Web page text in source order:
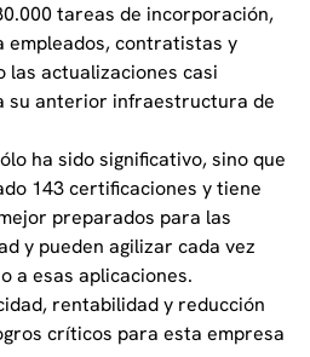
tareas de incorporación,
empleados, contratistas y
las actualizaciones casi
su anterior infraestructura de
ha sido significativo, sino que
143 certificaciones y tiene
preparados para las
y pueden agilizar cada vez
a esas aplicaciones.
rentabilidad y reducción
críticos para esta empresa